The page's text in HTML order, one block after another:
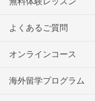
よくあるご質問
オンラインコース
海外留学プログラム